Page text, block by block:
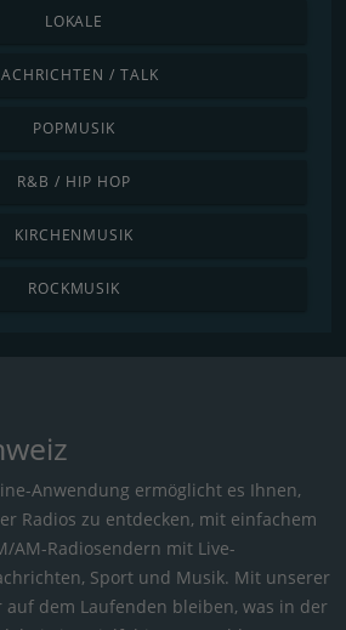
LOKALE
/ TALK
POPMUSIK
R&B / HIP HOP
KIRCHENMUSIK
ROCKMUSIK
Anwendung ermöglicht es Ihnen,
Radios zu entdecken, mit einfachem
AM-Radiosendern mit Live-
Sport und Musik. Mit unserer
auf dem Laufenden bleiben, was in der